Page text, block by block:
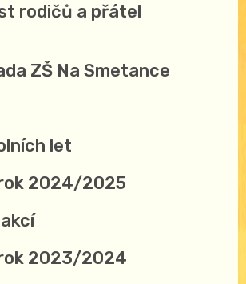
rodičů a přátel
ZŠ Na Smetance
let
2024/2025
2023/2024